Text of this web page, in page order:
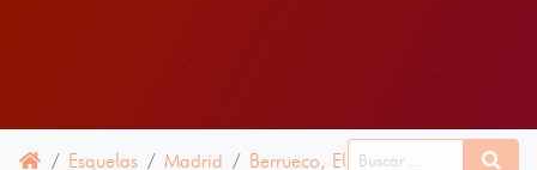
Esquelas Madrid Berrueco, El 15 ENERO 2022